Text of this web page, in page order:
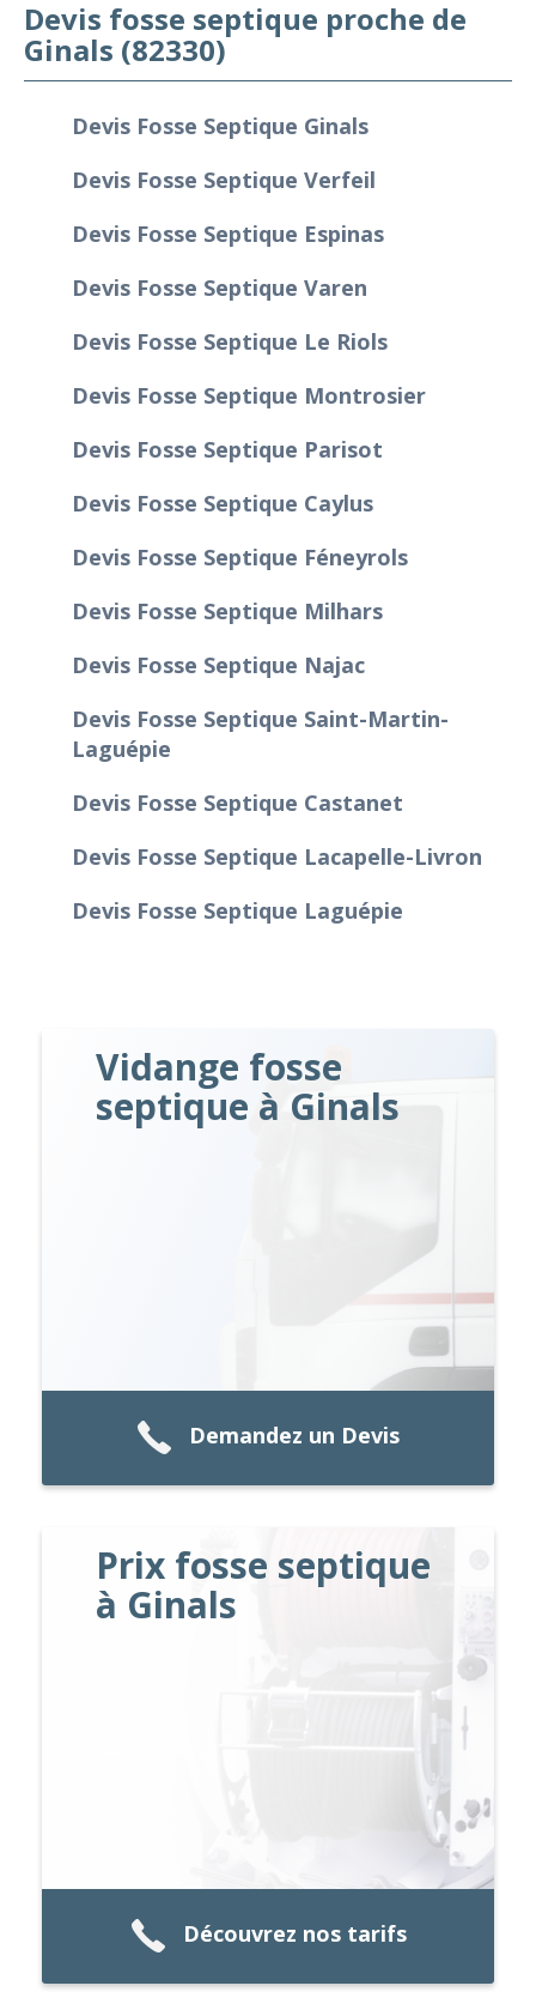
Devis fosse septique proche de
Ginals (82330)
Devis Fosse Septique Ginals
Devis Fosse Septique Verfeil
Devis Fosse Septique Espinas
Devis Fosse Septique Varen
Devis Fosse Septique Le Riols
Devis Fosse Septique Montrosier
Devis Fosse Septique Parisot
Devis Fosse Septique Caylus
Devis Fosse Septique Féneyrols
Devis Fosse Septique Milhars
Devis Fosse Septique Najac
Devis Fosse Septique Saint-Martin-
Laguépie
Devis Fosse Septique Castanet
Devis Fosse Septique Lacapelle-Livron
Devis Fosse Septique Laguépie
Vidange fosse
septique à Ginals
Demandez un Devis
Prix fosse septique
à Ginals
Découvrez nos tarifs